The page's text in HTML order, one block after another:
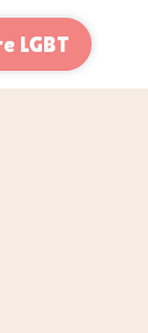
LGBT